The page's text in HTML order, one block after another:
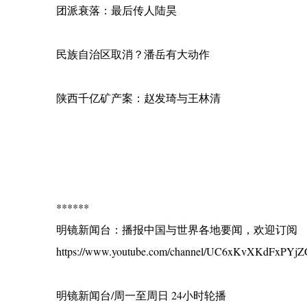
团派衰落：最后传人陆昊
民族自治区取消？潘岳有大动作
陕西千亿矿产案：赵发琦与王林清
******
明镜新闻台：播报中国与世界各地要闻，欢迎订阅
https://www.youtube.com/channel/
明镜新闻台/周一至周日 24小时轮播